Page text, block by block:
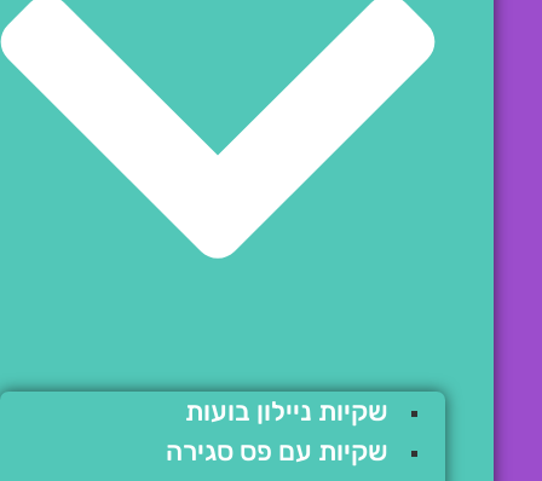
שקיות ניילון בועות
שקיות עם פס סגירה